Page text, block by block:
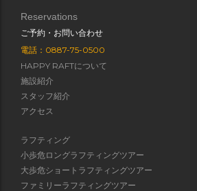
Reservations
ご予約・お問い合わせ
電話：0887-75-0500
HAPPY RAFTについて
施設紹介
スタッフ紹介
アクセス
ラフティング
小歩危ロングラフティングツアー
大歩危ショートラフティングツアー
ファミリーラフティングツアー